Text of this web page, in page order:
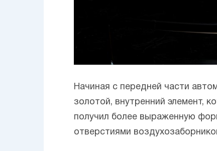
Начиная с передней части
золотой, внутренний элемент,
получил более выраженную
отверстиями